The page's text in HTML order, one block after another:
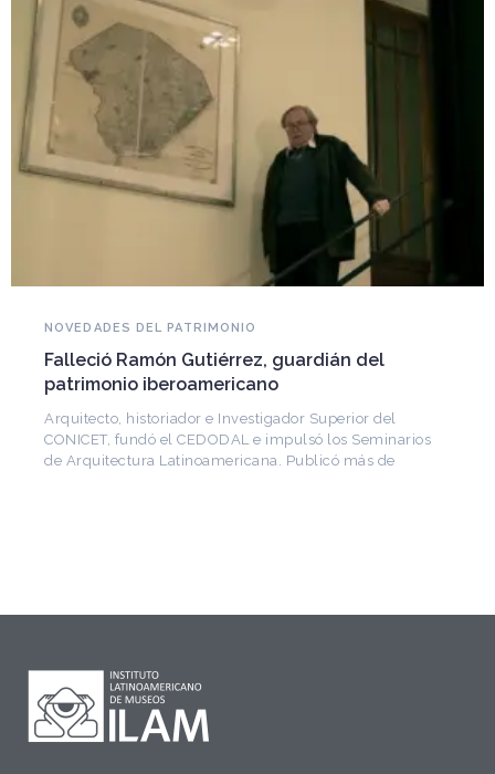
NOVEDADES DEL PATRIMONIO
Falleció Ramón Gutiérrez, guardián del
patrimonio iberoamericano
Arquitecto, historiador e Investigador Superior del
CONICET, fundó el CEDODAL e impulsó los Seminarios
de Arquitectura Latinoamericana. Publicó más de